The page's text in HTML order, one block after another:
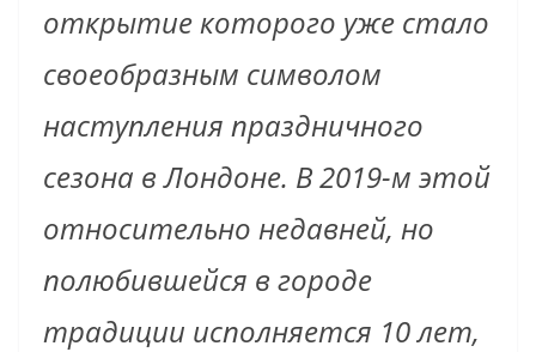
открытие которого уже стало
своеобразным символом
наступления праздничного
сезона в Лондоне. В 2019-м этой
относительно недавней, но
полюбившейся в городе
традиции исполняется 10 лет,